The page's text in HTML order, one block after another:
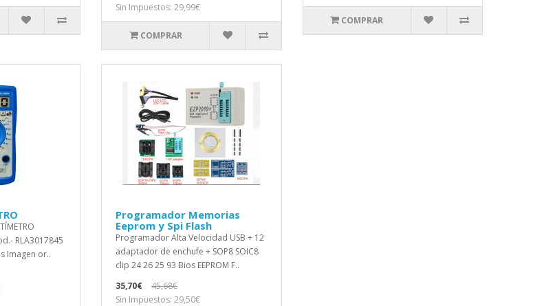
Sin Impuestos: 29,99€
COMPRAR
COMPRAR
RLA3017845
Imagen or..
Programador Memorias
Eeprom y Spi Flash
Programador Alta Velocidad USB + 12
adaptador de enchufe + SOP8 SOIC8
clip 24 26 25 93 Bios EEPROM F..
35,70€
45,68€
Sin Impuestos: 29,50€